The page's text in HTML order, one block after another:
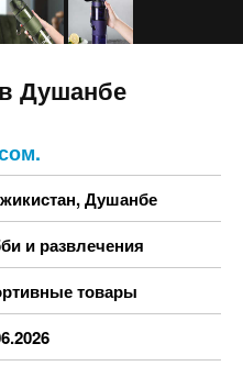
Душанбе
,Душанбе
и развлечения
товары